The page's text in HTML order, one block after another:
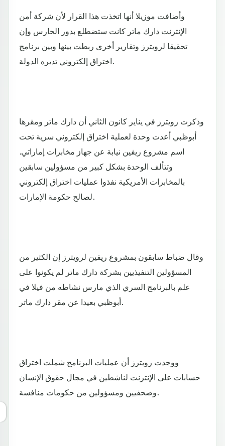
وأضافت موزيلا أنها اتخذت هذا القرار لأن شركة أمن
الإنترنت دارك ماتر كانت ستضطلع بدور الحارس وإن
تحقيقا لرويترز وتقارير أخرى ربطت بينها وبين برنامج
اختراق إلكتروني تديره الدولة.
وذكرت رويترز في يناير كانون الثاني أن دارك ماتر ومقرها
أبوظبي أعدت وحدة لعملية اختراق إلكتروني سرية تحت
اسم مشروع ريفين نيابة عن جهاز مخابرات إماراتي.
وتتألف الوحدة بشكل كبير من مسؤولين سابقين
بالمخابرات الأمريكية نفذوا عمليات اختراق إلكتروني
لصالح حكومة الإمارات.
وقال ضباط سابقون بمشروع ريفين لرويترز إن الكثير من
المسؤولين التنفيذيين بشركة دارك ماتر لم يكونوا على
علم بالبرنامج السري الذي مارس نشاطه من فيلا في
أبوظبي بعيدا عن مقر دارك ماتر.
ووجدت رويترز أن عمليات البرنامج شملت اختراق
حسابات على الإنترنت لناشطين في مجال حقوق الإنسان
وصحفيين ومسؤولين من حكومات منافسة.